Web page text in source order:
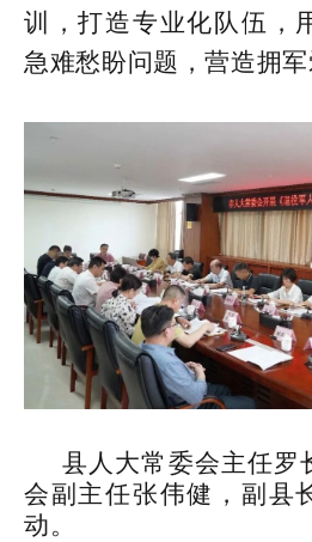
训，打造专业化队伍，
急难愁盼问题，营造拥军
县人大常委会主任罗
会副主任张伟健，副县
动。